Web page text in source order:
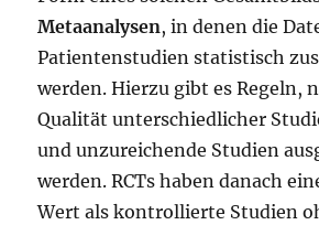
Metaanalysen, in denen die
Patientenstudien statistisch
werden. Hierzu gibt es Regeln,
Qualität unterschiedlicher
und unzureichende Studien
werden. RCTs haben danach
Wert als kontrollierte Studien